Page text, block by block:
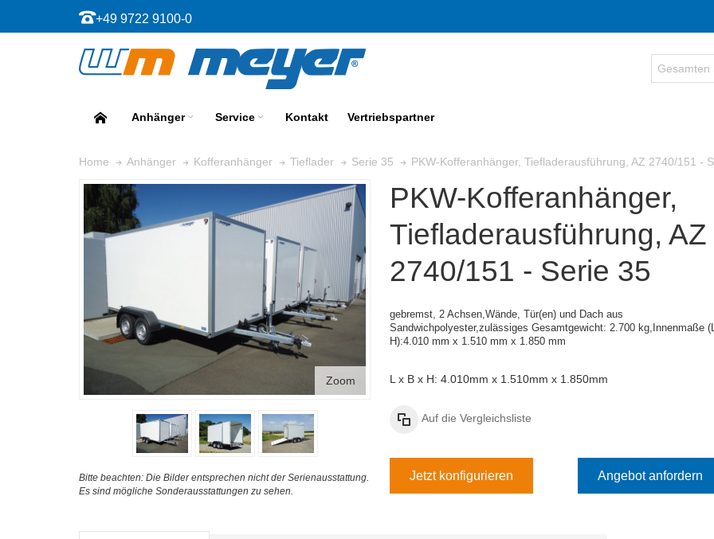
+49 9722 9100-0
Anhänger Service Kontakt Vertriebspartner
Home Anhänger Kofferanhänger Tieflader Serie 35 PKW-Kofferanhänger, Tiefladerausführung, AZ 2740/151 -
Zoom
Bitte beachten: Die Bilder entsprechen nicht der Serienausstattung.
Es sind mögliche Sonderausstattungen zu sehen.
PKW-Kofferanhänger,
Tiefladerausführung, AZ
2740/151 - Serie 35
gebremst, 2 Achsen,Wände, Tür(en) und Dach aus
Sandwichpolyester,zulässiges Gesamtgewicht: 2.700 kg, Innenmaße
H):4.010 mm x 1.510 mm x 1.850 mm
L x B x H: 4.010mm x 1.510mm x 1.850mm
Auf die Vergleichsliste
Jetzt konfigurieren Angebot anfordern